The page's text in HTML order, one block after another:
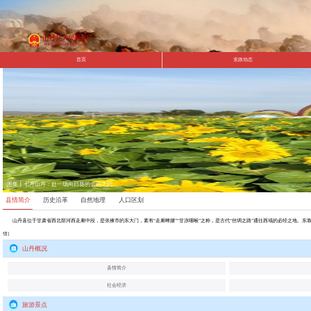
首页 党政动态
图集丨七月山丹：赴一场向日葵的金色之约
县情简介 历史沿革 自然地理 人口区划
山丹县位于甘肃省西北部河西走廊中段，是张掖市的东大门，素有“走廊蜂腰”“甘凉咽喉”之称，是古代“丝绸之路”通往西域的必经之地。东
情]
山丹概况
县情简介
社会经济
旅游景点